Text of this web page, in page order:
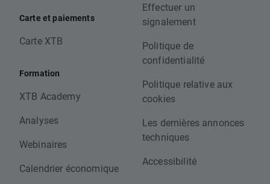
Carte et paiements
Carte XTB
Formation
XTB Academy
Analyses
Webinaires
Calendrier économique
Effectuer un
signalement
Politique de
confidentialité
Politique relative aux
cookies
Les dernières annonces
techniques
Accessibilité